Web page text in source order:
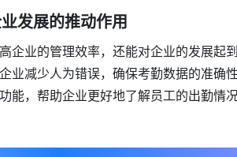
发展的推动作用
企业的管理效率，还能对企业的发展起
业减少人为错误，确保考勤数据的准确
能，帮助企业更好地了解员工的出勤情